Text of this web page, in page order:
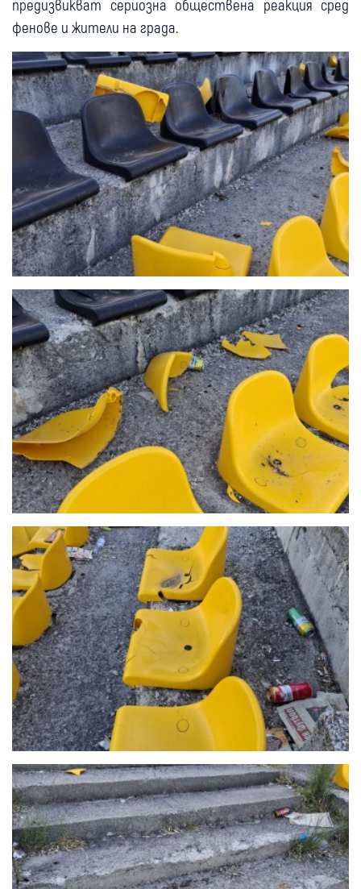
предизвикват сериозна обществена реакция сред
фенове и жители на града.